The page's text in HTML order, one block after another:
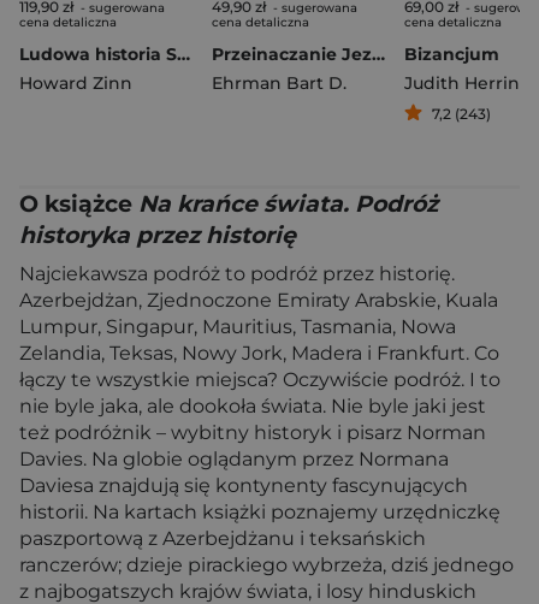
119,90 zł - sugerowana
cena detaliczna
Ludowa historia Stanów Zjednoczonych. Od roku 1492 do dziś wyd. 2
Howard Zinn
49,90 zł - sugerowana
cena detaliczna
Przeinaczanie Jezusa Kto i dlaczego zmieniał Biblię
Ehrman Bart D.
69,00 zł -
cena detaliczna
Bizancjum
Judith Herrin
7,2 (243)
O książce Na krańce świata. Podróż
historyka przez historię
Najciekawsza podróż to podróż przez historię.
Azerbejdżan, Zjednoczone Emiraty Arabskie, Kuala
Lumpur, Singapur, Mauritius, Tasmania, Nowa
Zelandia, Teksas, Nowy Jork, Madera i Frankfurt. Co
łączy te wszystkie miejsca? Oczywiście podróż. I to
nie byle jaka, ale dookoła świata. Nie byle jaki jest
też podróżnik – wybitny historyk i pisarz Norman
Davies. Na globie oglądanym przez Normana
Daviesa znajdują się kontynenty fascynujących
historii. Na kartach książki poznajemy urzędniczkę
paszportową z Azerbejdżanu i teksańskich
ranczerów; dzieje pirackiego wybrzeża, dziś jednego
z najbogatszych krajów świata, i losy hinduskich